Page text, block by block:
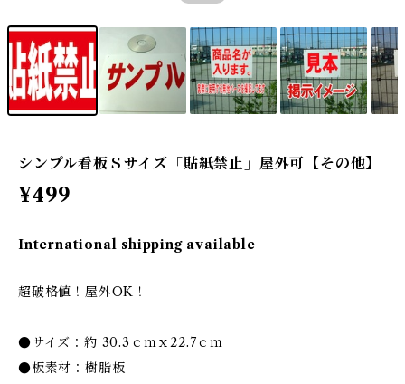
シンプル看板Ｓサイズ「貼紙禁止」屋外可【その他】
¥499
International shipping available
超破格値！屋外OK！
●サイズ：約 30.3ｃｍｘ22.7ｃｍ
●板素材：樹脂板